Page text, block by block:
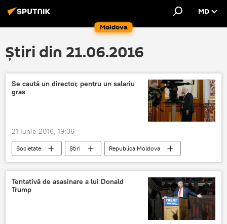
Moldova
MD
Știri din 21.06.2016
Se caută un director, pentru un salariu
gras
21 Iunie 2016, 19:36
Societate Știri
Republica Moldova
Ministerul Finanţelor
Director
Tentativă de asasinare a lui Donald
Trump